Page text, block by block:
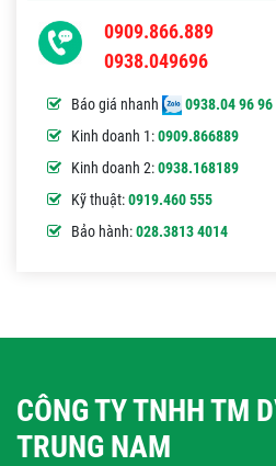
0909.866.889
0938.049696
Báo giá nhanh
0938.04 96 96
Kinh doanh 1:0909.866889
Kinh doanh 2:0938.168189
Kỹ thuật:0919.460 555
Bảo hành:028.3813 4014
CÔNG TY TNHH TM
TRUNG NAM